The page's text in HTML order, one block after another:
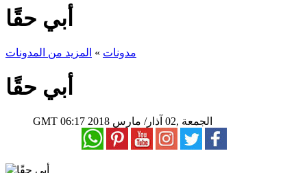
أبي حقًا
مدونات » المزيد من المدونات
أبي حقًا
GMT 06:17 2018 الجمعة ,02 آذار/ مارس